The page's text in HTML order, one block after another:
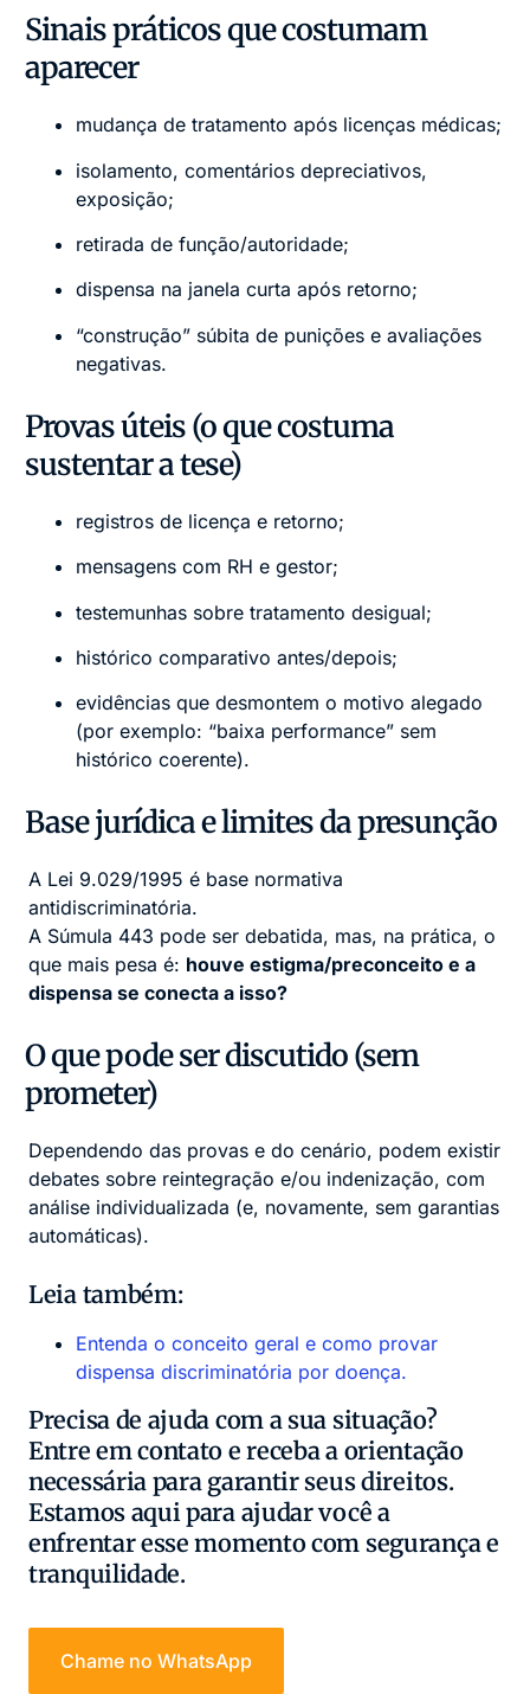
Sinais práticos que costumam
aparecer
mudança de tratamento após licenças médicas;
isolamento, comentários depreciativos,
exposição;
retirada de função/autoridade;
dispensa na janela curta após retorno;
“construção” súbita de punições e avaliações
negativas.
Provas úteis (o que costuma
sustentar a tese)
registros de licença e retorno;
mensagens com RH e gestor;
testemunhas sobre tratamento desigual;
histórico comparativo antes/depois;
evidências que desmontem o motivo alegado
(por exemplo: “baixa performance” sem
histórico coerente).
Base jurídica e limites da presunção
A Lei 9.029/1995 é base normativa
antidiscriminatória.
A Súmula 443 pode ser debatida, mas, na prática, o
que mais pesa é: houve estigma/preconceito e a
dispensa se conecta a isso?
O que pode ser discutido (sem
prometer)
Dependendo das provas e do cenário, podem existir
debates sobre reintegração e/ou indenização, com
análise individualizada (e, novamente, sem garantias
automáticas).
Leia também:
Entenda o conceito geral e como provar
dispensa discriminatória por doença.
Precisa de ajuda com a sua situação?
Entre em contato e receba a orientação
necessária para garantir seus direitos.
Estamos aqui para ajudar você a
enfrentar esse momento com segurança e
tranquilidade.
Chame no WhatsApp